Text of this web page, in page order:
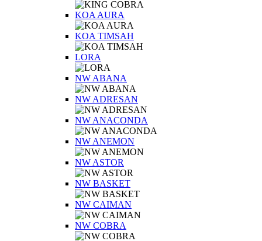
KOA AURA
KOA TIMSAH
LORA
NW ABANA
NW ADRESAN
NW ANACONDA
NW ANEMON
NW ASTOR
NW BASKET
NW CAIMAN
NW COBRA